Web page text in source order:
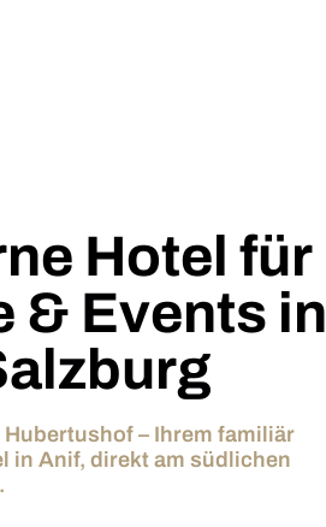
Hotel für
& Events in
– Ihrem familiär
in Anif, direkt am südlichen